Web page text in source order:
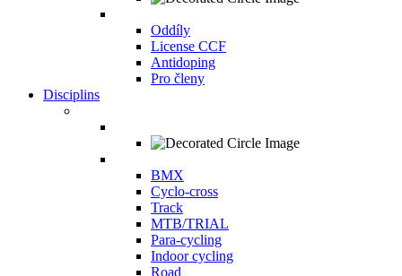
Oddíly
License CCF
Antidoping
Pro členy
Disciplins
BMX
Cyclo-cross
Track
MTB/TRIAL
Para-cycling
Indoor cycling
Road